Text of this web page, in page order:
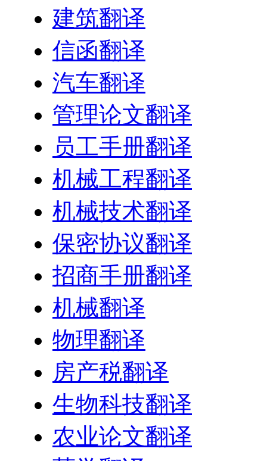
建筑翻译
信函翻译
汽车翻译
管理论文翻译
员工手册翻译
机械工程翻译
机械技术翻译
保密协议翻译
招商手册翻译
机械翻译
物理翻译
房产税翻译
生物科技翻译
农业论文翻译